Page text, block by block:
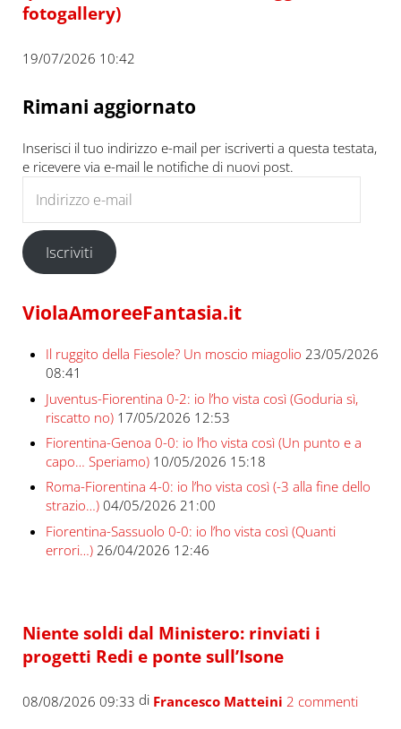
fotogallery)
19/07/2026 10:42
Rimani aggiornato
Inserisci il tuo indirizzo e-mail per iscriverti a questa testata,
e ricevere via e-mail le notifiche di nuovi post.
Iscriviti
ViolaAmoreeFantasia.it
Il ruggito della Fiesole? Un moscio miagolio 23/05/2026
08:41
Juventus-Fiorentina 0-2: io l’ho vista così (Goduria sì,
riscatto no) 17/05/2026 12:53
Fiorentina-Genoa 0-0: io l’ho vista così (Un punto e a
capo… Speriamo) 10/05/2026 15:18
Roma-Fiorentina 4-0: io l’ho vista così (-3 alla fine dello
strazio…) 04/05/2026 21:00
Fiorentina-Sassuolo 0-0: io l’ho vista così (Quanti
errori…) 26/04/2026 12:46
Niente soldi dal Ministero: rinviati i
progetti Redi e ponte sull’Isone
08/08/2026 09:33 di Francesco Matteini 2 commenti